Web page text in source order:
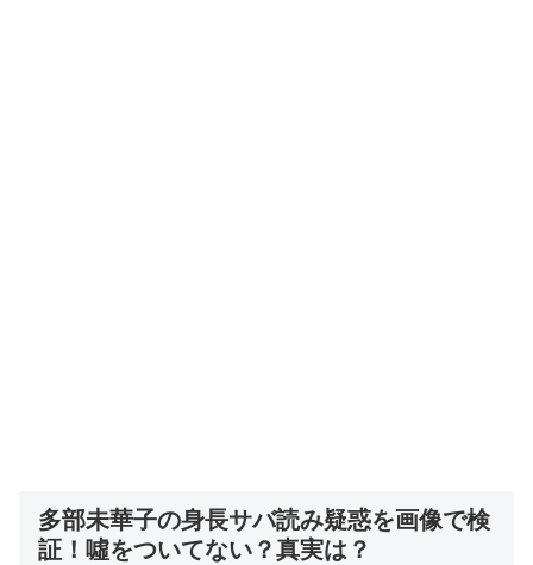
多部未華子の身長サバ読み疑惑を画像で検
証！噓をついてない？真実は？